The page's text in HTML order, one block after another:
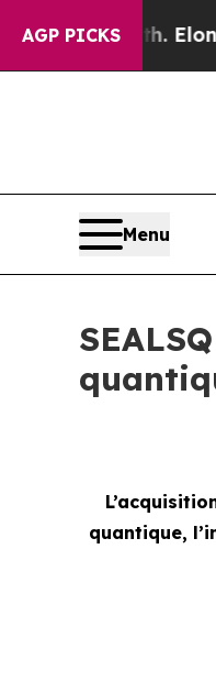
AGP PICKS
Elon Musk’s net
Menu
quantique,